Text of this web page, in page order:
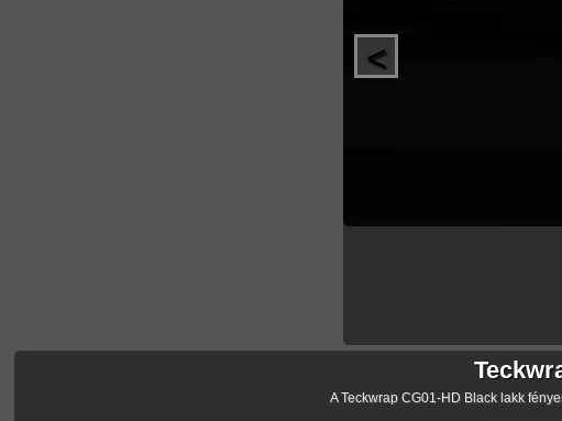
<
A Teckwrap CG01-HD Black lakk